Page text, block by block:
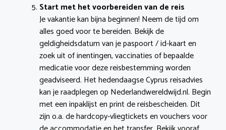
Start met het voorbereiden van de reis
Je vakantie kan bijna beginnen! Neem de tijd om
alles goed voor te bereiden. Bekijk de
geldigheidsdatum van je paspoort / id-kaart en
zoek uit of inentingen, vaccinaties of bepaalde
medicatie voor deze reisbestemming worden
geadviseerd. Het hedendaagse Cyprus reisadvies
kan je raadplegen op Nederlandwereldwijd.nl. Begin
met een inpaklijst en print de reisbescheiden. Dit
zijn o.a. de hardcopy-vliegtickets en vouchers voor